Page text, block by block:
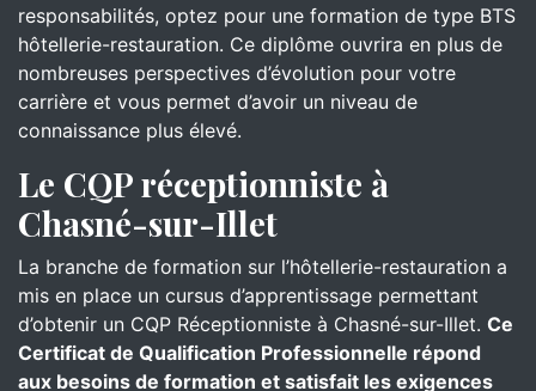
responsabilités, optez pour une formation de type BTS
hôtellerie-restauration. Ce diplôme ouvrira en plus de
nombreuses perspectives d’évolution pour votre
carrière et vous permet d’avoir un niveau de
connaissance plus élevé.
Le CQP réceptionniste à
Chasné-sur-Illet
La branche de formation sur l’hôtellerie-restauration a
mis en place un cursus d’apprentissage permettant
d’obtenir un CQP Réceptionniste à Chasné-sur-Illet. Ce
Certificat de Qualification Professionnelle répond
aux besoins de formation et satisfait les exigences